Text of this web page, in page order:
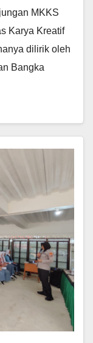
MKKS
Karya Kreatif
dilirik oleh
Bangka